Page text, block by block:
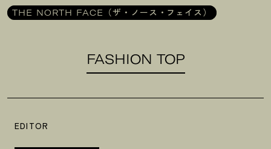
THE NORTH FACE（ザ・ノース・フェイス）
FASHION TOP
EDITOR